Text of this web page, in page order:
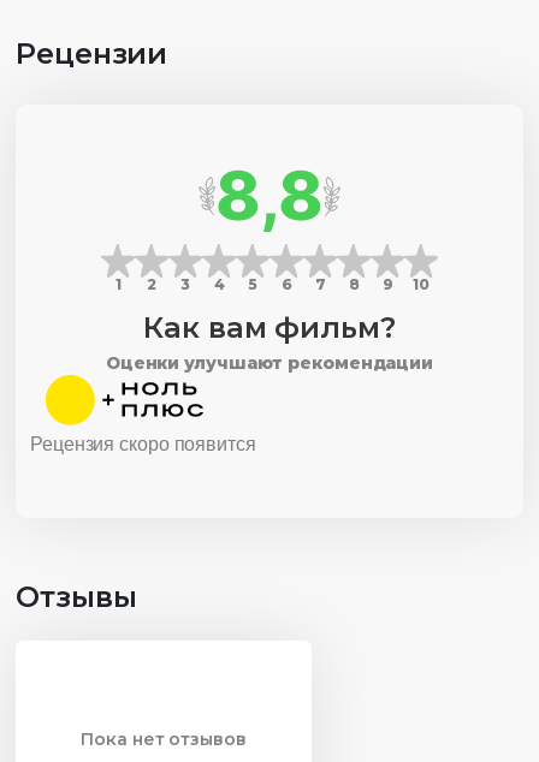
Рецензии
8,8
1 2 3 4 5 6 7 8 9 10
Как вам фильм?
Оценки улучшают рекомендации
Рецензия скоро появится
Отзывы
Пока нет отзывов